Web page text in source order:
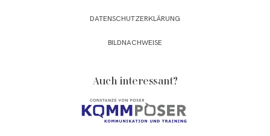
Auch interessant?
DATENSCHUTZERKLÄRUNG
BILDNACHWEISE